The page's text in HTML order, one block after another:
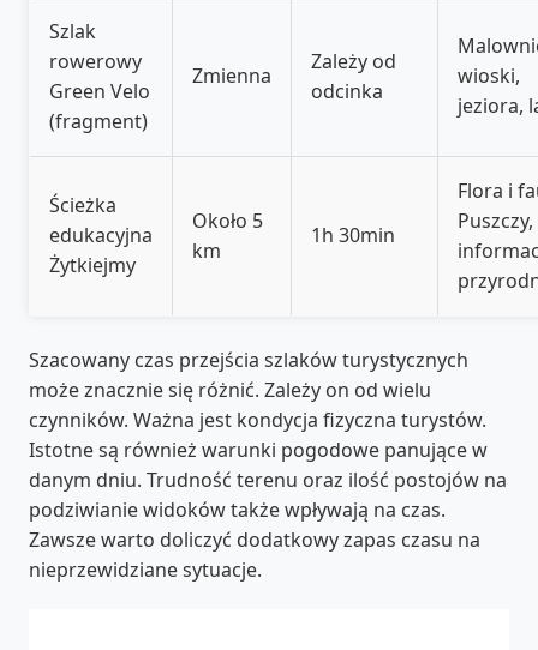
Szlak
rowerowy
Green Velo
(fragment)
Zmienna
Zależy od
odcinka
wioski,
jeziora,
Ścieżka
edukacyjna
Żytkiejmy
Około 5
km
1h 30min
Flora i
Puszczy,
Szacowany czas przejścia szlaków turystycznych
może znacznie się różnić. Zależy on od wielu
czynników. Ważna jest kondycja fizyczna turystów.
Istotne są również warunki pogodowe panujące w
danym dniu. Trudność terenu oraz ilość postojów na
podziwianie widoków także wpływają na czas.
Zawsze warto doliczyć dodatkowy zapas czasu na
nieprzewidziane sytuacje.